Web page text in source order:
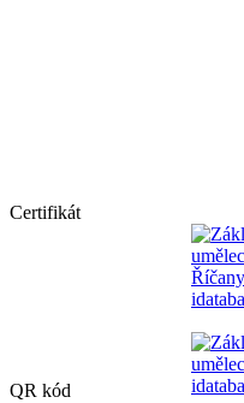
Certifikát
QR kód